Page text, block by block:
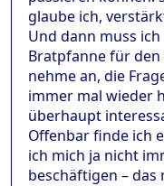
glaube ich,
Und dann muss
Bratpfanne für den
nehme an, die
immer mal wieder
überhaupt
Offenbar finde ich
ich mich ja nicht
beschäftigen – das